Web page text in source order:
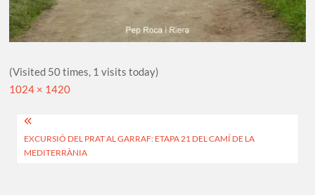
(Visited 50 times, 1 visits today)
Full
1024 × 1420
Navegació
d'entrades
EXCURSIÓ DEL PRAT AL GARRAF: ETAPA 21 DEL CAMÍ DE LA
MEDITERRÀNIA